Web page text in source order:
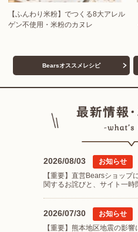
【ふんわり米粉】でつくる8大アレル
ゲン不使用・米粉のカヌレ
Bearsオススメレシピ